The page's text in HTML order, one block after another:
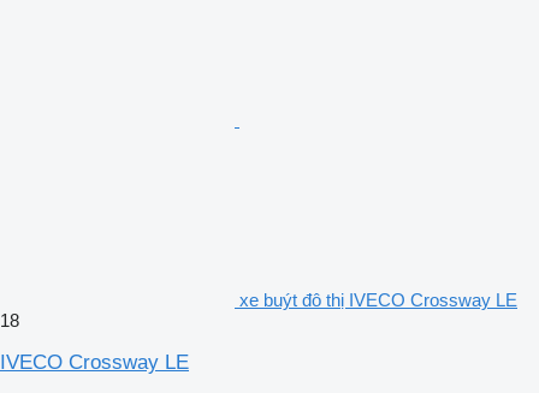
xe buýt đô thị IVECO Crossway LE
18
IVECO Crossway LE